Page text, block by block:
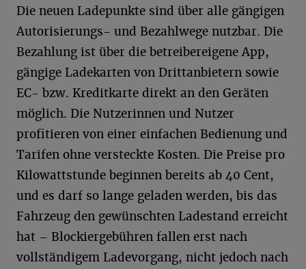
Die neuen Ladepunkte sind über alle gängigen
Autorisierungs- und Bezahlwege nutzbar. Die
Bezahlung ist über die betreibereigene App,
gängige Ladekarten von Drittanbietern sowie
EC- bzw. Kreditkarte direkt an den Geräten
möglich. Die Nutzerinnen und Nutzer
profitieren von einer einfachen Bedienung und
Tarifen ohne versteckte Kosten. Die Preise pro
Kilowattstunde beginnen bereits ab 40 Cent,
und es darf so lange geladen werden, bis das
Fahrzeug den gewünschten Ladestand erreicht
hat – Blockiergebühren fallen erst nach
vollständigem Ladevorgang, nicht jedoch nach